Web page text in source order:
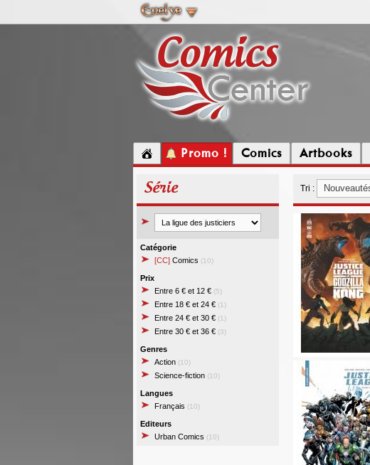
Promo ! Comics Artbooks
Série
Catégorie
[CC] Comics (10)
Prix
Entre 6 € et 12 € (5)
Entre 18 € et 24 € (1)
Entre 24 € et 30 € (1)
Entre 30 € et 36 € (3)
Genres
Action (10)
Science-fiction (10)
Langues
Français (10)
Editeurs
Urban Comics (10)
Tri :